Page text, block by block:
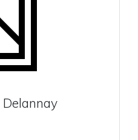
Delannay